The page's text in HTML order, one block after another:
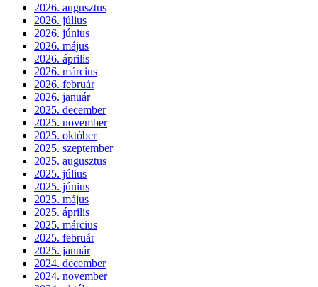
2026. augusztus
2026. július
2026. június
2026. május
2026. április
2026. március
2026. február
2026. január
2025. december
2025. november
2025. október
2025. szeptember
2025. augusztus
2025. július
2025. június
2025. május
2025. április
2025. március
2025. február
2025. január
2024. december
2024. november